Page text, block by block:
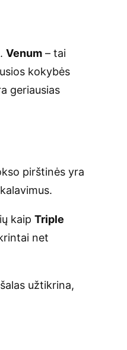
Venum – tai
kokybės
geriausias
pirštinės yra
kaip Triple
net
užtikrina,